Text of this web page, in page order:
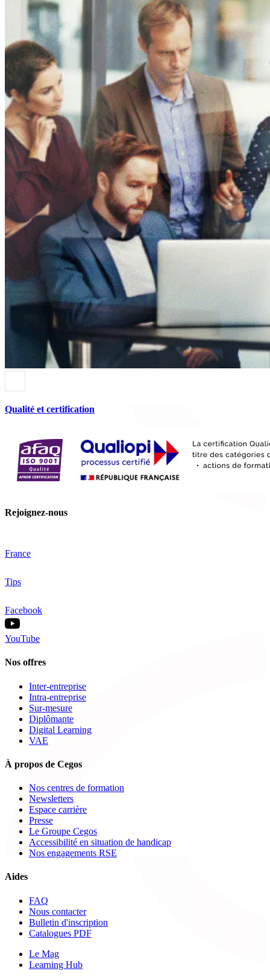
Qualité et certification
Rejoignez-nous
France
Tips
Facebook
YouTube
Nos offres
Inter-entreprise
Intra-entreprise
Sur-mesure
Diplômante
Digital Learning
VAE
À propos de Cegos
Nos centres de formation
Newsletters
Espace carrière
Presse
Le Groupe Cegos
Accessibilité en situation de handicap
Nos engagements RSE
Aides
FAQ
Nous contacter
Bulletin d'inscription
Catalogues PDF
Le Mag
Learning Hub